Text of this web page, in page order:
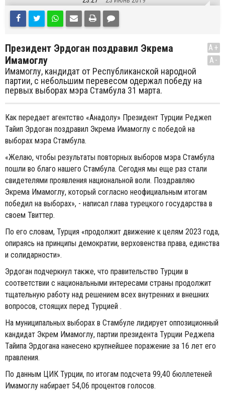
Президент Эрдоган поздравил Экрема
Имамоглу
Имамоглу, кандидат от Республиканской народной
партии, с небольшим перевесом одержал победу на
первых выборах мэра Стамбула 31 марта.
A+
A-
Как передает агентство «Анадолу» Президент Турции Реджеп
Тайип Эрдоган поздравил Экрема Имамоглу с победой на
выборах мэра Стамбула.
«Желаю, чтобы результаты повторных выборов мэра Стамбула
пошли во благо нашего Стамбула. Сегодня мы еще раз стали
свидетелями проявления национальной воли. Поздравляю
Экрема Имамоглу, который согласно неофициальным итогам
победил на выборах», - написал глава турецкого государства в
своем Твиттер.
По его словам, Турция «продолжит движение к целям 2023 года,
опираясь на принципы демократии, верховенства права, единства
и солидарности».
Эрдоган подчеркнул также, что правительство Турции в
соответствии с национальными интересами страны продолжит
тщательную работу над решением всех внутренних и внешних
вопросов, стоящих перед Турцией .
На муниципальных выборах в Стамбуле лидирует оппозиционный
кандидат Экрем Имамоглу, партии президента Турции Реджепа
Тайипа Эрдогана нанесено крупнейшее поражение за 16 лет его
правления.
По данным ЦИК Турции, по итогам подсчета 99,40 бюллетеней
Имамоглу набирает 54,06 процентов голосов.